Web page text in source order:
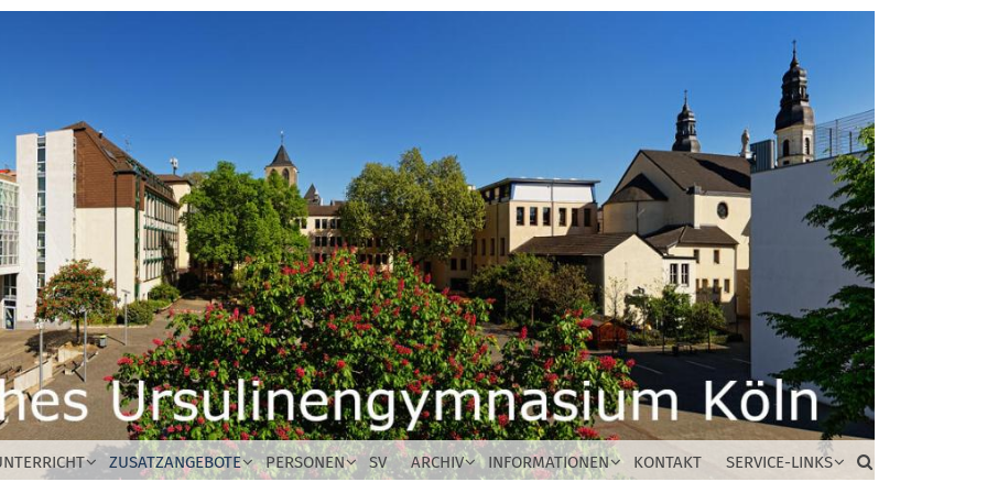
ZUSATZANGEBOTE PERSONEN SV ARCHIV INFORMATIONEN KONTAKT SERVICE-LINKS